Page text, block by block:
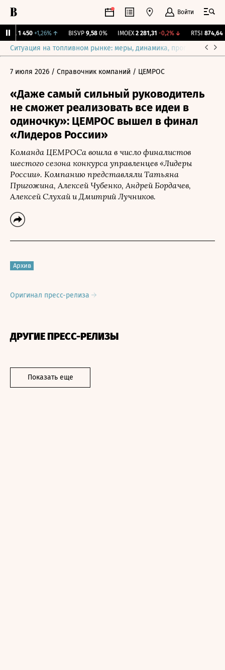
Войти
1 450 +1,26%↑ BISVP 9,58 0% IMOEX 2 281,31 -0,2%↓ RTSI 874,64 -
Ситуация на топливном рынке: меры, динамика, прогнозы
7 июля 2026 / Справочник компаний / ЦЕМРОС
«Даже самый сильный руководитель
не сможет реализовать все идеи в
одиночку»: ЦЕМРОС вышел в финал
«Лидеров России»
Команда ЦЕМРОСа вошла в число финалистов
шестого сезона конкурса управленцев «Лидеры
России». Компанию представляли Татьяна
Пригожина, Алексей Чубенко, Андрей Бордачев,
Алексей Слухай и Дмитрий Лучников.
Архив
Оригинал пресс-релиза
ДРУГИЕ ПРЕСС-РЕЛИЗЫ
Показать еще